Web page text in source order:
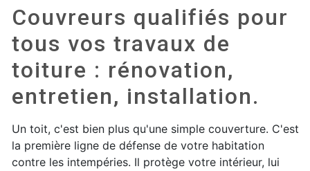
Couvreurs qualifiés pour
tous vos travaux de
toiture : rénovation,
entretien, installation.
Un toit, c'est bien plus qu'une simple couverture. C'est
la première ligne de défense de votre habitation
contre les intempéries. Il protège votre intérieur, lui